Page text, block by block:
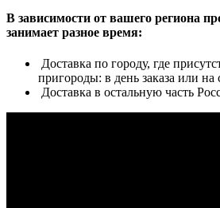
В зависимости от вашего региона
занимает разное время:
Доставка по городу, где
пригороды: в день заказа или
Доставка в остальную часть